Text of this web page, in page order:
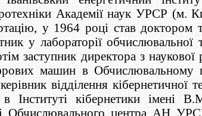
Академії наук УРСР (м.
у 1964 році став доктором
у лабораторії обчислювальної
заступник директора з наукової
машин в
відділення кібернетичної
Інституті кібернетики імені
Обчислювального центра АН